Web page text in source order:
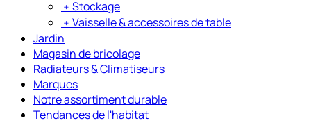
﹢ Stockage
﹢ Vaisselle & accessoires de table
Jardin
Magasin de bricolage
Radiateurs & Climatiseurs
Marques
Notre assortiment durable
Tendances de l'habitat